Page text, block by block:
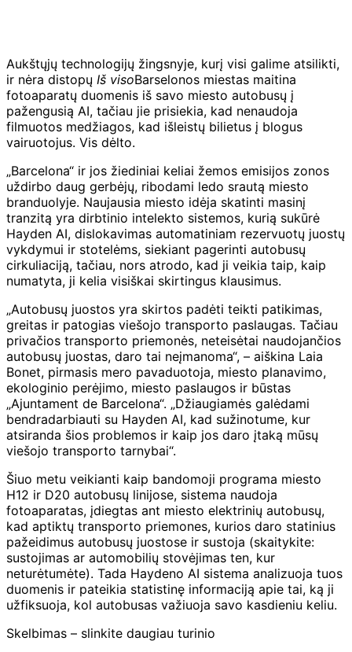
Aukštųjų technologijų žingsnyje, kurį visi galime atsilikti,
ir nėra distopų Iš visoBarselonos miestas maitina
fotoaparatų duomenis iš savo miesto autobusų į
pažengusią AI, tačiau jie prisiekia, kad nenaudoja
filmuotos medžiagos, kad išleistų bilietus į blogus
vairuotojus. Vis dėlto.
„Barcelona“ ir jos žiediniai keliai žemos emisijos zonos
uždirbo daug gerbėjų, ribodami ledo srautą miesto
branduolyje. Naujausia miesto idėja skatinti masinį
tranzitą yra dirbtinio intelekto sistemos, kurią sukūrė
Hayden AI, dislokavimas automatiniam rezervuotų juostų
vykdymui ir stotelėms, siekiant pagerinti autobusų
cirkuliaciją, tačiau, nors atrodo, kad ji veikia taip, kaip
numatyta, ji kelia visiškai skirtingus klausimus.
„Autobusų juostos yra skirtos padėti teikti patikimas,
greitas ir patogias viešojo transporto paslaugas. Tačiau
privačios transporto priemonės, neteisėtai naudojančios
autobusų juostas, daro tai neįmanoma“, – aiškina Laia
Bonet, pirmasis mero pavaduotoja, miesto planavimo,
ekologinio perėjimo, miesto paslaugos ir būstas
„Ajuntament de Barcelona“. „Džiaugiamės galėdami
bendradarbiauti su Hayden AI, kad sužinotume, kur
atsiranda šios problemos ir kaip jos daro įtaką mūsų
viešojo transporto tarnybai“.
Šiuo metu veikianti kaip bandomoji programa miesto
H12 ir D20 autobusų linijose, sistema naudoja
fotoaparatas, įdiegtas ant miesto elektrinių autobusų,
kad aptiktų transporto priemones, kurios daro statinius
pažeidimus autobusų juostose ir sustoja (skaitykite:
sustojimas ar automobilių stovėjimas ten, kur
neturėtumėte). Tada Haydeno AI sistema analizuoja tuos
duomenis ir pateikia statistinę informaciją apie tai, ką ji
užfiksuoja, kol autobusas važiuoja savo kasdieniu keliu.
Skelbimas – slinkite daugiau turinio